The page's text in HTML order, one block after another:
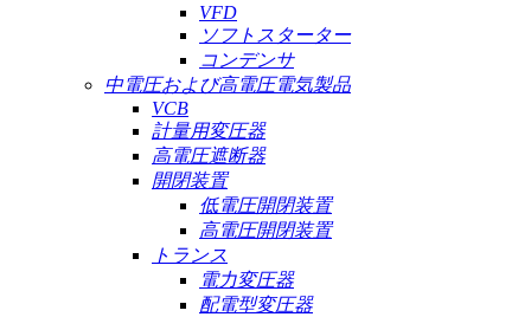
VFD
ソフトスターター
コンデンサ
中電圧および高電圧電気製品
VCB
計量用変圧器
高電圧遮断器
開閉装置
低電圧開閉装置
高電圧開閉装置
トランス
電力変圧器
配電型変圧器